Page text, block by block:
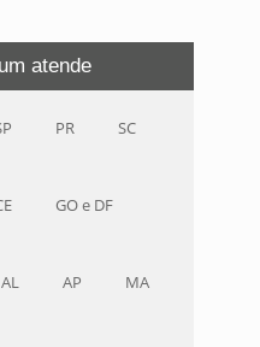
atende
PR SC
GO e DF
AL AP MA